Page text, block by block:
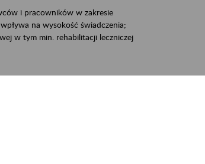
i pracowników w zakresie
na wysokość świadczenia;
w tym min. rehabilitacji leczniczej